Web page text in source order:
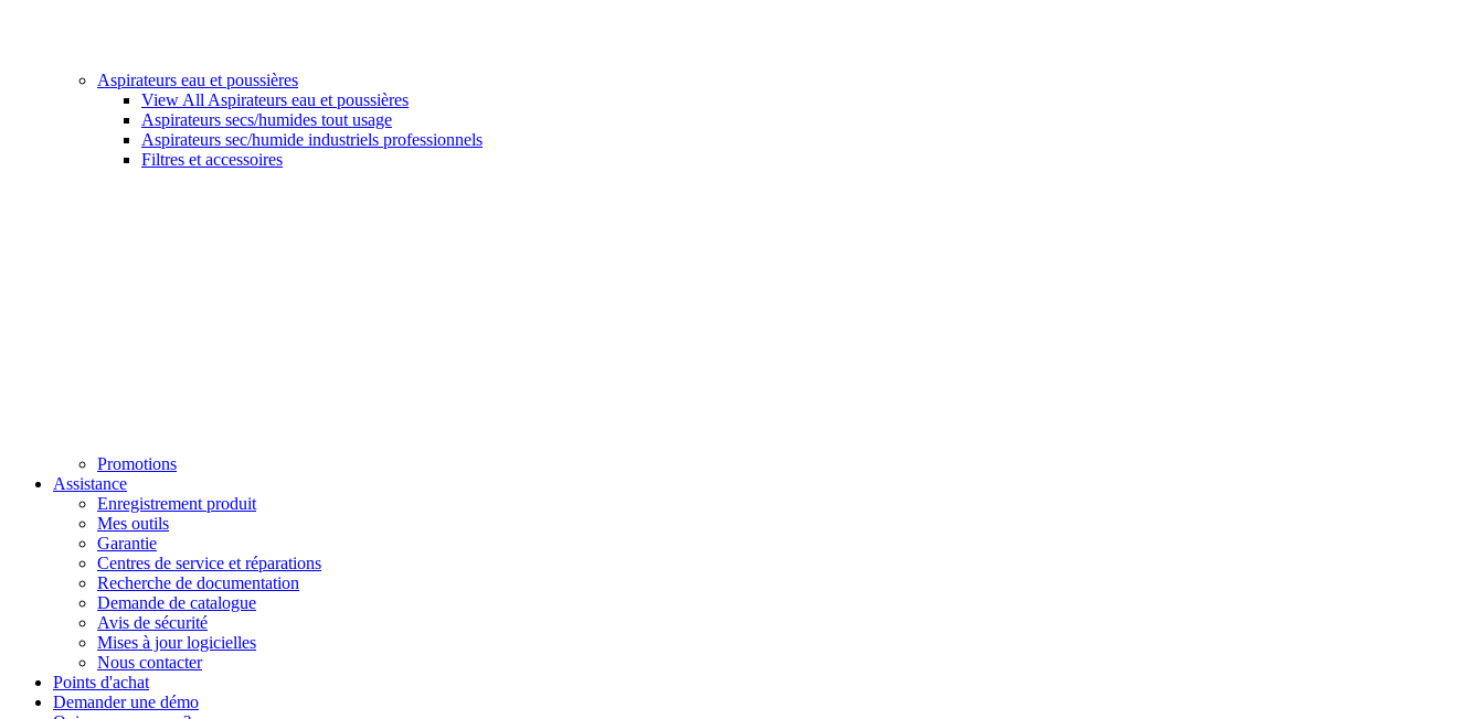
Aspirateurs eau et poussières
View All Aspirateurs eau et poussières
Aspirateurs secs/humides tout usage
Aspirateurs sec/humide industriels professionnels
Filtres et accessoires
Promotions
Assistance
Enregistrement produit
Mes outils
Garantie
Centres de service et réparations
Recherche de documentation
Demande de catalogue
Avis de sécurité
Mises à jour logicielles
Nous contacter
Points d'achat
Demander une démo